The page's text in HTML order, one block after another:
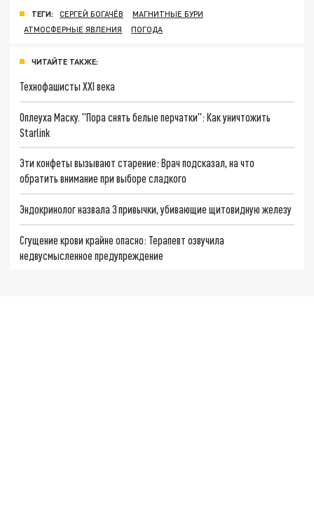
ТЕГИ: СЕРГЕЙ БОГАЧЁВ
МАГНИТНЫЕ БУРИ
АТМОСФЕРНЫЕ ЯВЛЕНИЯ
ПОГОДА
ЧИТАЙТЕ ТАКЖЕ:
Технофашисты XXI века
Оплеуха Маску. "Пора снять белые перчатки": Как уничтожить
Starlink
Эти конфеты вызывают старение: Врач подсказал, на что
обратить внимание при выборе сладкого
Эндокринолог назвала 3 привычки, убивающие щитовидную железу
Сгущение крови крайне опасно: Терапевт озвучила
недвусмысленное предупреждение